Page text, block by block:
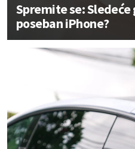
Spremite se:
poseban iPhone?